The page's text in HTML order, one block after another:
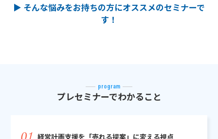
▶ そんな悩みをお持ちの方にオススメのセミナーで
す！
program
プレセミナーでわかること
経営計画支援を「売れる提案」に変える視点